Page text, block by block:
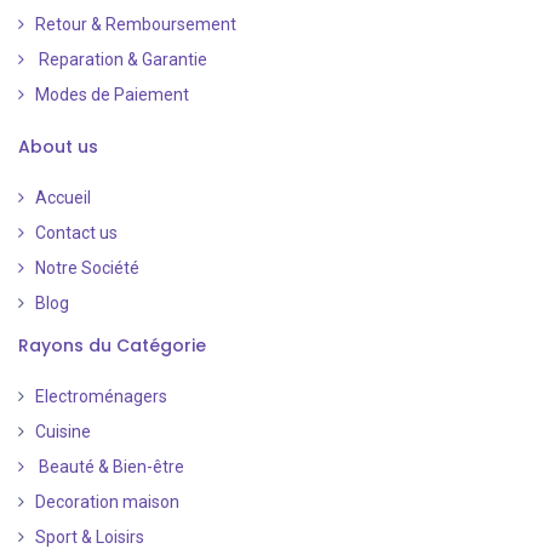
Retour & Remboursement
Reparation & Garantie
Modes de Paiement
About us
Accueil
Contact us
Notre Société
Blog
Rayons du Catégorie
Electroménagers
Cuisine
Beauté & Bien-être
Decoration maison
Sport & Loisirs